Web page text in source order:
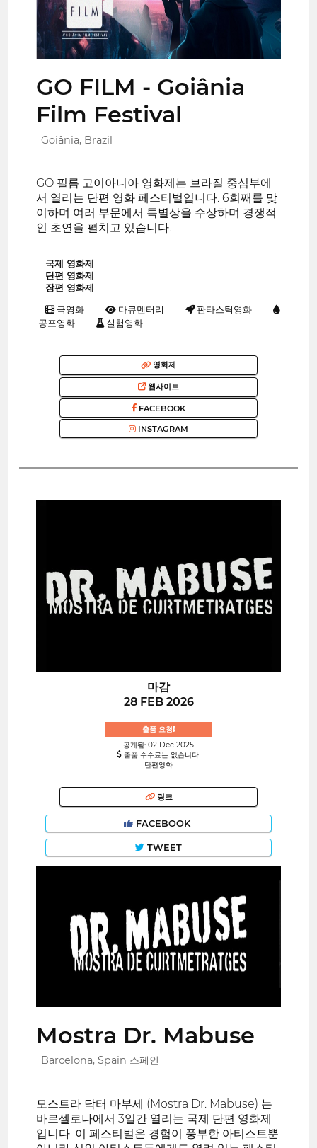
GO FILM - Goiânia
Film Festival
Goiânia, Brazil
GO 필름 고이아니아 영화제는 브라질 중심부에
서 열리는 단편 영화 페스티벌입니다. 6회째를 맞
이하며 여러 부문에서 특별상을 수상하며 경쟁적
인 초연을 펼치고 있습니다.
국제 영화제
단편 영화제
장편 영화제
극영화 다큐멘터리
판타스틱영화
공포영화
실험영화
영화제
웹사이트
FACEBOOK
INSTAGRAM
마감
28 FEB 2026
출품 요청!
공개됨: 02 Dec 2025
출품 수수료는 없습니다.
단편영화
링크
FACEBOOK
TWEET
Mostra Dr. Mabuse
Barcelona, Spain 스페인
모스트라 닥터 마부세 (Mostra Dr. Mabuse) 는
바르셀로나에서 3일간 열리는 국제 단편 영화제
입니다. 이 페스티벌은 경험이 풍부한 아티스트뿐